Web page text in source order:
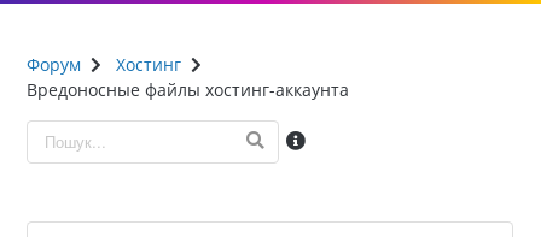
Форум
Хостинг
Вредоносные файлы хостинг-аккаунта